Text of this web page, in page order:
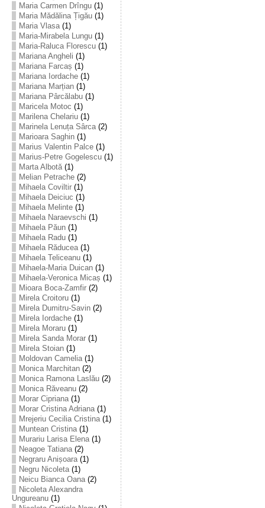
Maria Carmen Drîngu(1)
Maria Mădălina Țigău(1)
Maria Vlasa(1)
Maria-Mirabela Lungu(1)
Maria-Raluca Florescu(1)
Mariana Angheli (1)
Mariana Farcaș (1)
Mariana Iordache(1)
Mariana Marțian(1)
Mariana Pârcălabu(1)
Maricela Motoc (1)
Marilena Chelariu(1)
Marinela Lenuța Sârca(2)
Marioara Saghin(1)
Marius Valentin Palce(1)
Marius-Petre Gogelescu(1)
Marta Albotă(1)
Melian Petrache(2)
Mihaela Coviltir(1)
Mihaela Deiciuc (1)
Mihaela Melinte(1)
Mihaela Naraevschi (1)
Mihaela Păun(1)
Mihaela Radu(1)
Mihaela Răducea(1)
Mihaela Teliceanu(1)
Mihaela-Maria Duican(1)
Mihaela-Veronica Micaș (1)
Mioara Boca-Zamfir(2)
Mirela Croitoru(1)
Mirela Dumitru-Savin(2)
Mirela Iordache(1)
Mirela Moraru(1)
Mirela Sanda Morar(1)
Mirela Stoian(1)
Moldovan Camelia(1)
Monica Marchitan(2)
Monica Ramona Laslău(2)
Monica Răveanu(2)
Morar Cipriana(1)
Morar Cristina Adriana(1)
Mrejeriu Cecilia Cristina(1)
Muntean Cristina(1)
Murariu Larisa Elena(1)
Neagoe Tatiana(2)
Negraru Anișoara(1)
Negru Nicoleta(1)
Neicu Bianca Oana(2)
Nicoleta Alexandra
Ungureanu(1)